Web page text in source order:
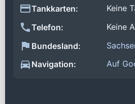
Tankkarten:
Keine
Telefon:
Keine
Bundesland:
Navigation:
Auf